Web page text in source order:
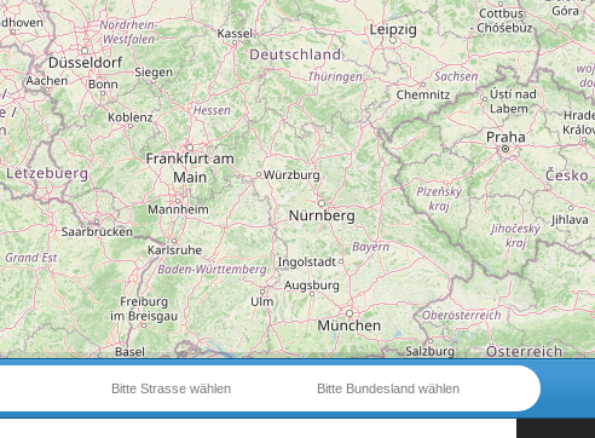
Bitte Bundesland wählen
Bitte Strasse wählen